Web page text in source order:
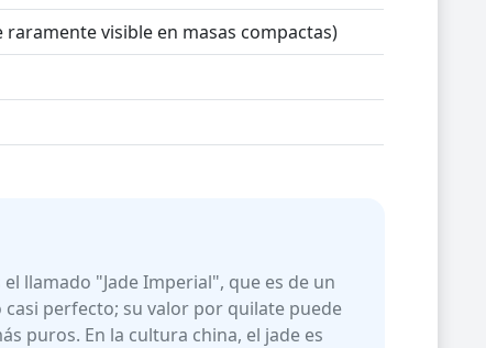
raramente visible en masas compactas)
llamado "Jade Imperial", que es de un
perfecto; su valor por quilate puede
puros. En la cultura china, el jade es